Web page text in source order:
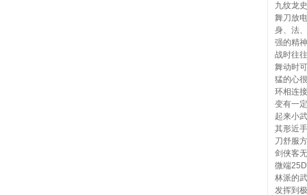
九纹龙
舞刀放
身、法
强的精
战时往
舞动时
猛的心
环相连
变有一
起来小
其形近
刀舒服
剑侠客
微端
林派的
发挥到